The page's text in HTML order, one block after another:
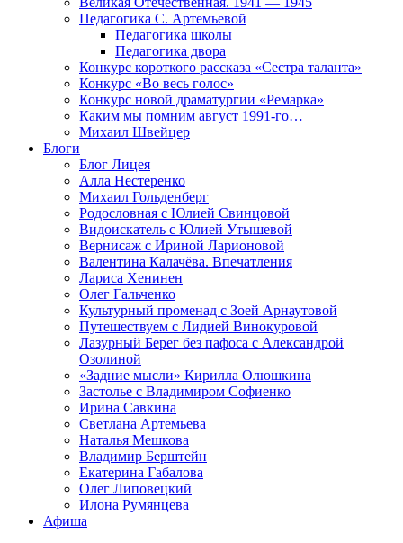
Педагогика С. Артемьевой
Педагогика школы
Педагогика двора
Конкурс короткого рассказа «Сестра таланта»
Конкурс «Во весь голос»
Конкурс новой драматургии «Ремарка»
Каким мы помним август 1991-го…
Михаил Швейцер
Блоги
Блог Лицея
Алла Нестеренко
Михаил Гольденберг
Родословная с Юлией Свинцовой
Видоискатель с Юлией Утышевой
Вернисаж с Ириной Ларионовой
Валентина Калачёва. Впечатления
Лариса Хенинен
Олег Гальченко
Культурный променад с Зоей Арнаутовой
Путешествуем с Лидией Винокуровой
Лазурный Берег без пафоса с Александрой
Озолиной
«Задние мысли» Кирилла Олюшкина
Застолье с Владимиром Софиенко
Ирина Савкина
Светлана Артемьева
Наталья Мешкова
Владимир Берштейн
Екатерина Габалова
Олег Липовецкий
Илона Румянцева
Афиша